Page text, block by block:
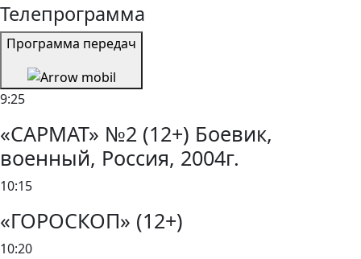
Телепрограмма
Программа передач
9:25
«САРМАТ» №2 (12+) Боевик,
военный, Россия, 2004г.
10:15
«ГОРОСКОП» (12+)
10:20